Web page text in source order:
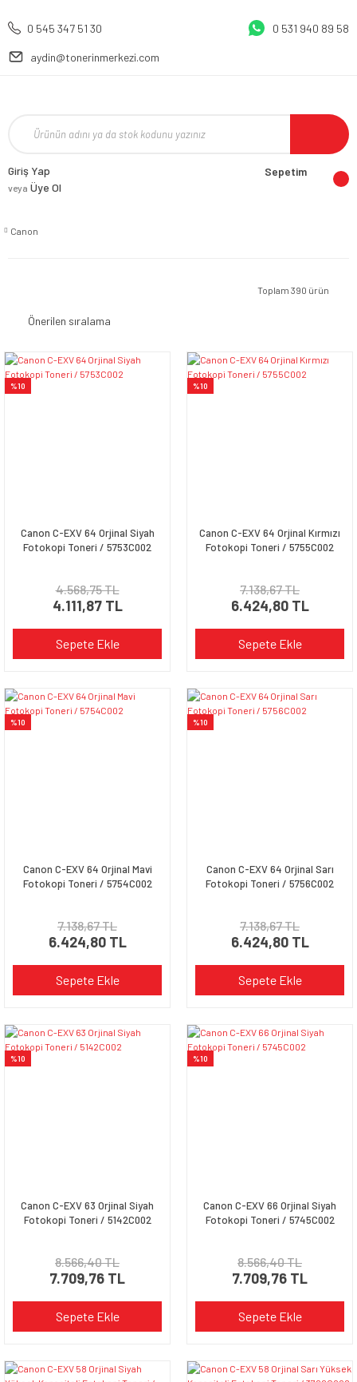
0 545 347 51 30 0 531 940 89 58
aydin@tonerinmerkezi.com
Giriş Yap
veya Üye Ol
Sepetim
Canon
Toplam 390 ürün
%10
Canon C-EXV 64 Orjinal Siyah
Fotokopi Toneri / 5753C002
4.568,75 TL
4.111,87 TL
Sepete Ekle
%10
Canon C-EXV 64 Orjinal Kırmızı
Fotokopi Toneri / 5755C002
7.138,67 TL
6.424,80 TL
Sepete Ekle
%10
Canon C-EXV 64 Orjinal Mavi
Fotokopi Toneri / 5754C002
7.138,67 TL
6.424,80 TL
Sepete Ekle
%10
Canon C-EXV 64 Orjinal Sarı
Fotokopi Toneri / 5756C002
7.138,67 TL
6.424,80 TL
Sepete Ekle
%10
Canon C-EXV 63 Orjinal Siyah
Fotokopi Toneri / 5142C002
8.566,40 TL
7.709,76 TL
Sepete Ekle
%10
Canon C-EXV 66 Orjinal Siyah
Fotokopi Toneri / 5745C002
8.566,40 TL
7.709,76 TL
Sepete Ekle